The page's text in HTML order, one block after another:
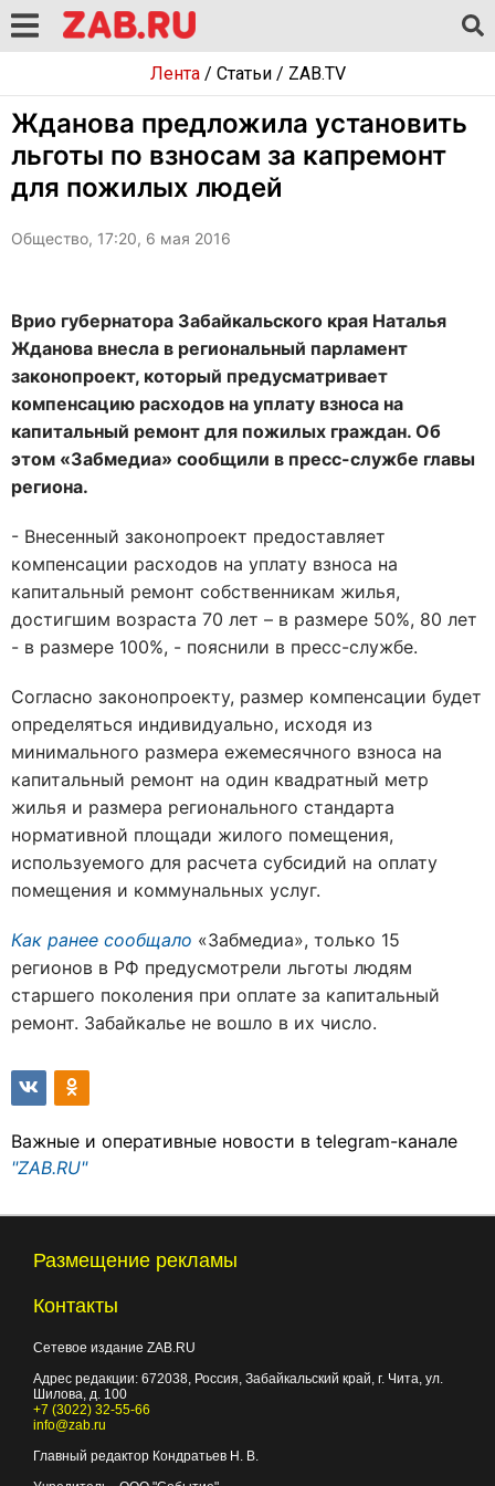
Лента/ Статьи/ ZAB.TV
Жданова предложила установить
льготы по взносам за капремонт
для пожилых людей
Общество, 17:20, 6 мая 2016
Врио губернатора Забайкальского края Наталья
Жданова внесла в региональный парламент
законопроект, который предусматривает
компенсацию расходов на уплату взноса на
капитальный ремонт для пожилых граждан. Об
этом «Забмедиа» сообщили в пресс-службе главы
региона.
- Внесенный законопроект предоставляет
компенсации расходов на уплату взноса на
капитальный ремонт собственникам жилья,
достигшим возраста 70 лет – в размере 50%, 80 лет
- в размере 100%, - пояснили в пресс-службе.
Согласно законопроекту, размер компенсации будет
определяться индивидуально, исходя из
минимального размера ежемесячного взноса на
капитальный ремонт на один квадратный метр
жилья и размера регионального стандарта
нормативной площади жилого помещения,
используемого для расчета субсидий на оплату
помещения и коммунальных услуг.
Как ранее сообщало «Забмедиа», только 15
регионов в РФ предусмотрели льготы людям
старшего поколения при оплате за капитальный
ремонт. Забайкалье не вошло в их число.
Важные и оперативные новости в telegram-канале
"ZAB.RU"
Размещение рекламы
Контакты
Сетевое издание ZAB.RU
Адрес редакции: 672038, Россия, Забайкальский край, г. Чита, ул.
Шилова, д. 100
+7 (3022) 32-55-66
info@zab.ru
Главный редактор Кондратьев Н. В.